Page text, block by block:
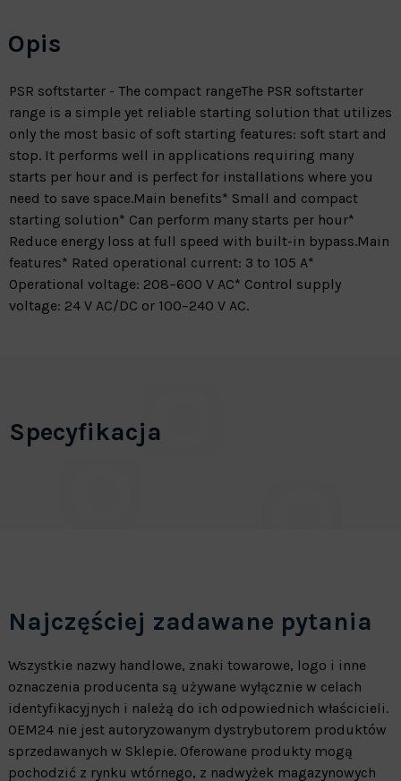
Opis
PSR softstarter - The compact rangeThe PSR softstarter
range is a simple yet reliable starting solution that utilizes
only the most basic of soft starting features: soft start and
stop. It performs well in applications requiring many
starts per hour and is perfect for installations where you
need to save space.Main benefits* Small and compact
starting solution* Can perform many starts per hour*
Reduce energy loss at full speed with built-in bypass.Main
features* Rated operational current: 3 to 105 A*
Operational voltage: 208–600 V AC* Control supply
voltage: 24 V AC/DC or 100–240 V AC.
Specyfikacja
Najczęściej zadawane pytania
Wszystkie nazwy handlowe, znaki towarowe, logo i inne
oznaczenia producenta są używane wyłącznie w celach
identyfikacyjnych i należą do ich odpowiednich właścicieli.
OEM24 nie jest autoryzowanym dystrybutorem produktów
sprzedawanych w Sklepie. Oferowane produkty mogą
pochodzić z rynku wtórnego, z nadwyżek magazynowych